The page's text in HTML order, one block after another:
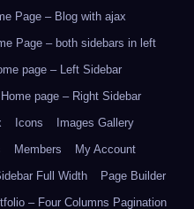
Page – Blog with ajax
Page – both sidebars in left
page – Left Sidebar
Home page – Right Sidebar
Icons
Images Gallery
Members
My Account
Full Width
Page Builder
– Four Columns Pagination